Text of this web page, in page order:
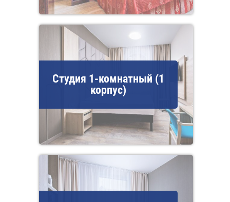
Студия 1-комнатный (1
корпус)